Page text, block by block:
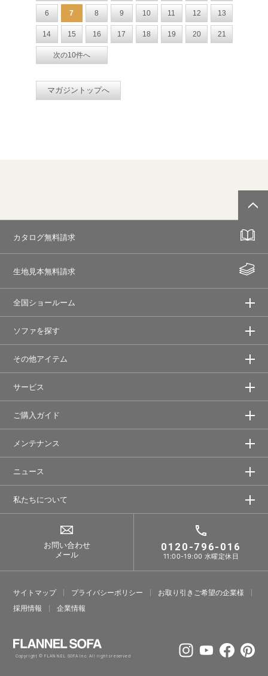
6 7 8 9 10 11 12 13
14 15 16 17 18 19 20 21
次の10件へ
マガジントップへ
カタログ無料請求
生地見本無料請求
全国ショールーム
ソファを探す
その他アイテム
サービス
ご購入ガイド
メンテナンス
ニュース
私たちについて
お問い合わせ
メール
0120-796-016
11:00-19:00 水曜定休日
サイトマップ プライバシーポリシー
お取り引きご希望の企業様
採⽤情報
企業情報
Copyright © FLANNEL SOFA Inc. All rights reserved